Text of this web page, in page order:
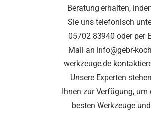
Beratung erhalten,
Sie uns telefonisch
05702 83940 oder per
Mail an info@gebr-
werkzeuge.de
Unsere Experten stehen
Ihnen zur Verfügung, um
besten Werkzeuge und